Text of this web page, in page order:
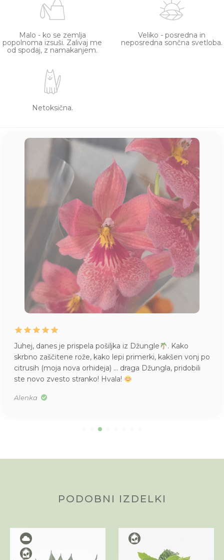
Malo - ko se zemlja
popolnoma izsuši. Zalivaj me
od spodaj, z namakanjem.
Veliko - posredna in
neposredna sončna svetloba.
Netoksična.
iz Džungle
. Kako
lepi primerki, kakšen vonj po
… draga Džungla, pridobili
Življenje mame Pileje,
imam pa tudi vsepovsod
v S velikosti. Res je bila
PODOBNI IZDELKI